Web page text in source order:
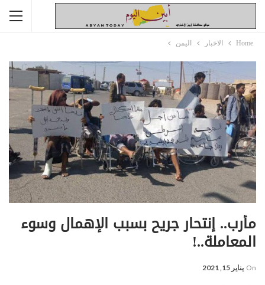
Home الاخبار اليمن
مأرب.. إنتحار جريح بسبب الإهمال وسوء
المعاملة..!
On يناير 15, 2021